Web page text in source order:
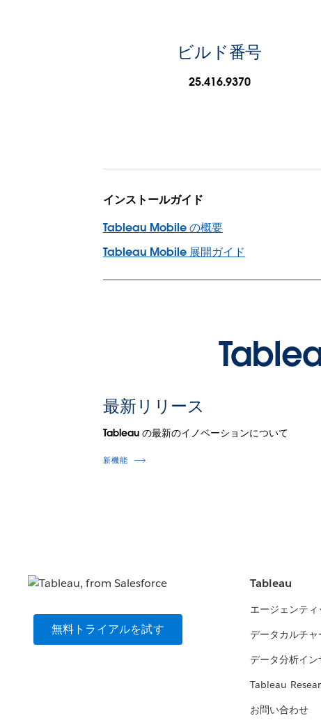
ビルド番号
25.416.9370
インストールガイド
Tableau Mobile の概要
Tableau Mobile 展開ガイド
最新リリース
Tableau の最新のイノベーションについて
新機能
無料トライアルを試す
Tableau
エージェンテ
データカルチ
データ分析イン
Tableau
お問い合わせ